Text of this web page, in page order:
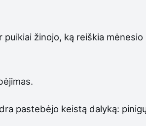
žinojo, ką reiškia
pastebėjo keistą dalyką: